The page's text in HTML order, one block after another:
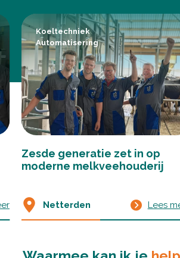
Koeltechniek
Automatisering
Zesde generatie zet in op
moderne melkveehouderij
Netterden Lees